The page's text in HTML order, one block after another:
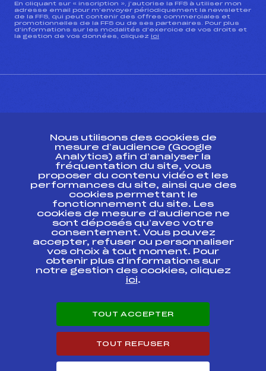
En cliquant sur « inscription », j’autorise la FFS à utiliser mon
adresse email pour m’envoyer périodiquement la newsletter
de la FFS, qui peut contenir des offres commerciales et
promotionnelles de la FFS ou de ses partenaires. Pour plus
d’informations sur les modalités d’exercice de vos droits et
la gestion de vos données, cliquez ici
Ressources
Pass’Neige
Projet sportif fédéral
Projet de performance fédéral
Antidopage
Pôle Développement, Formation, Suivi
Scientifique
Listes ministérielles
Pôle vie de l’athlète
Enseignement professionnel
Carrières
Nous utilisons des cookies de
mesure d’audience (Google
Analytics) afin d’analyser la
fréquentation du site, vous
proposer du contenu vidéo et les
performances du site, ainsi que des
cookies permettant le
fonctionnement du site. Les
cookies de mesure d’audience ne
sont déposés qu’avec votre
consentement. Vous pouvez
accepter, refuser ou personnaliser
vos choix à tout moment. Pour
obtenir plus d'informations sur
notre gestion des cookies, cliquez
ici.
TOUT ACCEPTER
TOUT REFUSER